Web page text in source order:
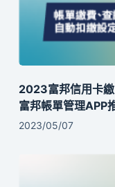
2023富邦信用卡繳
富邦帳單管理APP
2023/05/07